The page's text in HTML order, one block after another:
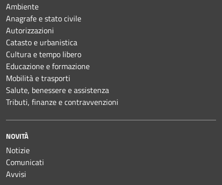
Ambiente
Anagrafe e stato civile
Autorizzazioni
Catasto e urbanistica
Cultura e tempo libero
Educazione e formazione
Mobilità e trasporti
Salute, benessere e assistenza
Tributi, finanze e contravvenzioni
NOVITÀ
Notizie
Comunicati
Avvisi